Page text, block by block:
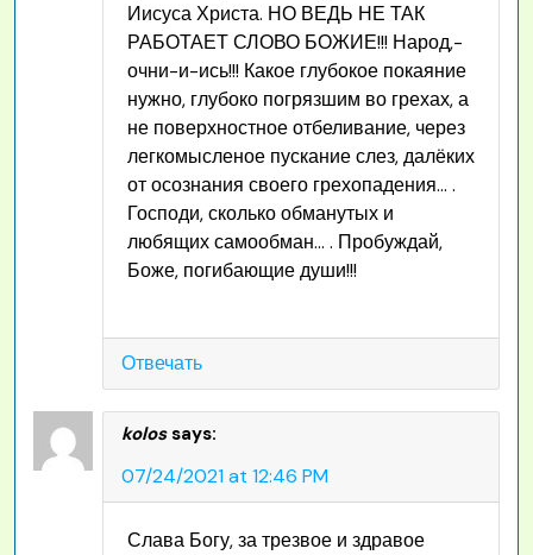
Иисуса Христа. НО ВЕДЬ НЕ ТАК
РАБОТАЕТ СЛОВО БОЖИЕ!!! Народ,-
очни-и-ись!!! Какое глубокое покаяние
нужно, глубоко погрязшим во грехах, а
не поверхностное отбеливание, через
легкомысленое пускание слез, далёких
от осознания своего грехопадения… .
Господи, сколько обманутых и
любящих самообман… . Пробуждай,
Боже, погибающие души!!!
Отвечать
kolos says:
07/24/2021 at 12:46 PM
Слава Богу, за трезвое и здравое